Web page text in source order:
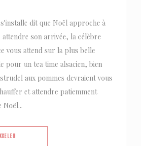
dit que Noël approche à
son arrivée, la célèbre
vous attend sur la plus belle
pour un tea time alsacien, bien
aux pommes devraient vous
et attendre patiemment
Noël...